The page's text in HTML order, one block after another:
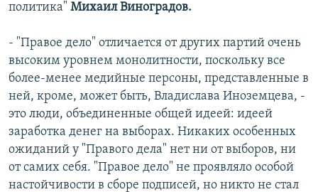
политика" Михаил Виноградов.
- "Правое дело" отличается от других партий очень
высоким уровнем монолитности, поскольку все
более-менее медийные персоны, представленные в
ней, кроме, может быть, Владислава Иноземцева, -
это люди, объединенные общей идеей: идеей
заработка денег на выборах. Никаких особенных
ожиданий у "Правого дела" нет ни от выборов, ни
от самих себя. "Правое дело" не проявляло особой
настойчивости в сборе подписей, но никто не стал